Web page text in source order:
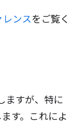
レンスをご覧く
ますが、特に
す。これによ